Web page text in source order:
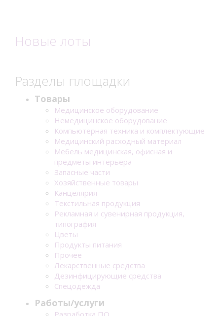
Новые лоты
Разделы площадки
Товары
Медицинское оборудование
Немедицинское оборудование
Компьютерная техника и комплектующие
Медицинский расходный материал
Мебель медицинская, офисная и
предметы интерьера
Запасные части
Хозяйственные товары
Канцелярия
Текстильная продукция
Рекламная и сувенирная продукция,
типография
Цветы
Продукты питания
Прочее
Лекарственные средства
Дезинфицирующие средства
Спецодежда
Работы/услуги
Разработка ПО